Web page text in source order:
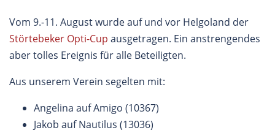
Vom 9.-11. August wurde auf und vor Helgoland der
Störtebeker Opti-Cup ausgetragen. Ein anstrengendes
aber tolles Ereignis für alle Beteiligten.
Aus unserem Verein segelten mit:
Angelina auf Amigo (10367)
Jakob auf Nautilus (13036)